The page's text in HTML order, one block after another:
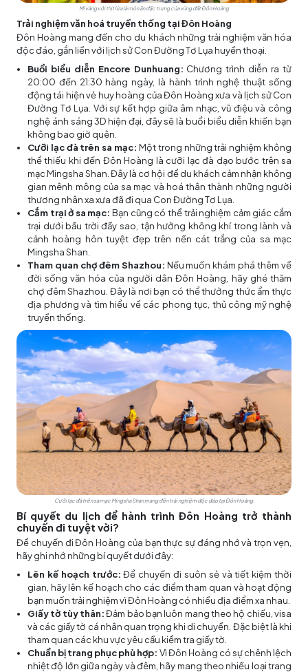
Mì vàng với thịt lừa là món ăn đặc trưng của vùng đất Đôn Hoàng
Trải nghiệm văn hoá truyền thống tại Đôn Hoàng
Đôn Hoàng mang đến cho du khách những trải nghiệm văn hóa
độc đáo, gắn liền với lịch sử Con Đường Tơ Lụa huyền thoại.
Buổi biểu diễn Encore Dunhuang: Chương trình diễn ra từ
20:00 đến 21:30 hàng ngày, là hành trình nghệ thuật sống
động tái hiện vẻ huy hoàng của Đôn Hoàng xưa và lịch sử Con
Đường Tơ Lụa. Với sự kết hợp giữa âm nhạc, vũ điệu và công
nghệ ánh sáng 3D hiện đại, đây sẽ là buổi biểu diễn khiến bạn
không bao giờ quên.
Cưỡi lạc đà trên sa mạc: Một trong những trải nghiệm không
thể thiếu khi đến Đôn Hoàng là cưỡi lạc đà dạo bước trên sa
mạc Mingsha Shan. Đây là cơ hội để du khách cảm nhận không
gian mênh mông của sa mạc và hoá thân thành những người
thương nhân xa xưa đã đi qua Con Đường Tơ Lụa.
Cắm trại ở sa mạc:Bạn cũng có thể trải nghiệm cảm giác cắm
trại dưới bầu trời đầy sao, tận hưởng không khí trong lành và
cảnh hoàng hôn tuyệt đẹp trên nền cát trắng của sa mạc
Mingsha Shan.
Tham quan chợ đêm Shazhou: Nếu muốn khám phá thêm về
đời sống văn hóa của người dân Đôn Hoàng, hãy ghé thăm
chợ đêm Shazhou. Đây là nơi bạn có thể thưởng thức ẩm thực
địa phương và tìm hiểu về các phong tục, thủ công mỹ nghệ
truyền thống.
Cưỡi lạc đà trên sa mạc Mingsha Shan mang đến trải nghiệm độc đáo tại Đôn Hoàng.
Bí quyết du lịch để hành trình Đôn Hoàng trở thành
chuyến đi tuyệt vời?
Để chuyến đi Đôn Hoàng của bạn thực sự đáng nhớ và trọn vẹn,
hãy ghi nhớ những bí quyết dưới đây:
Lên kế hoạch trước: Để chuyến đi suôn sẻ và tiết kiệm thời
gian, hãy lên kế hoạch cho các điểm tham quan và hoạt động
bạn muốn trải nghiệm vì Đôn Hoàng có nhiều địa điểm xa nhau.
Giấy tờ tùy thân:Đảm bảo bạn luôn mang theo hộ chiếu, visa
và các giấy tờ cá nhân quan trọng khi di chuyển. Đặc biệt là khi
tham quan các khu vực yêu cầu kiểm tra giấy tờ.
Chuẩn bị trang phục phù hợp: Vì Đôn Hoàng có sự chênh lệch
nhiệt độ lớn giữa ngày và đêm, hãy mang theo nhiều loại trang